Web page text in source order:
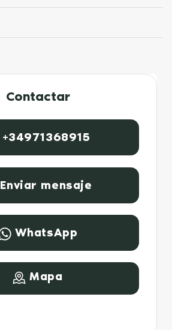
Contactar
+34971368915
Enviar mensaje
WhatsApp
Mapa